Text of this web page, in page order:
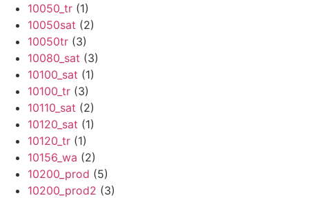
10050_tr (1)
10050sat (2)
10050tr (3)
10080_sat (3)
10100_sat (1)
10100_tr (3)
10110_sat (2)
10120_sat (1)
10120_tr (1)
10156_wa (2)
10200_prod (5)
10200_prod2 (3)